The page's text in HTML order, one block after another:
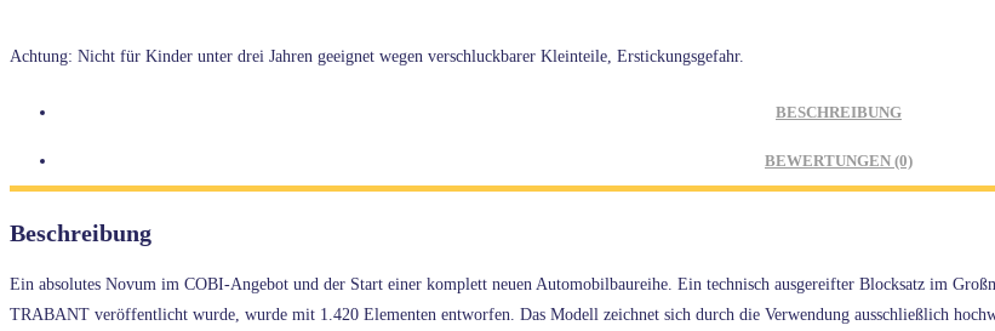
Achtung: Nicht für Kinder unter drei Jahren geeignet wegen verschluckbarer Kleinteile, Erstickungsgefahr.
BESCHREIBUNG
BEWERTUNGEN (0)
Beschreibung
Ein absolutes Novum im COBI-Angebot und der Start einer komplett neuen Automobilbaureihe. Ein technisch ausgereifter Blocksatz im
TRABANT veröffentlicht wurde, wurde mit 1.420 Elementen entworfen. Das Modell zeichnet sich durch die Verwendung ausschließlich